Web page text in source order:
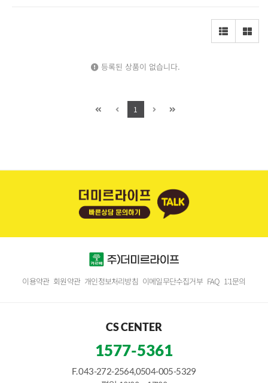
등록된 상품이 없습니다.
1
이용약관 회원약관 개인정보처리방침 이메일무단수집거부 FAQ 1:1문의
CS CENTER
1577-5361
F. 043-272-2564,0504-005-5329